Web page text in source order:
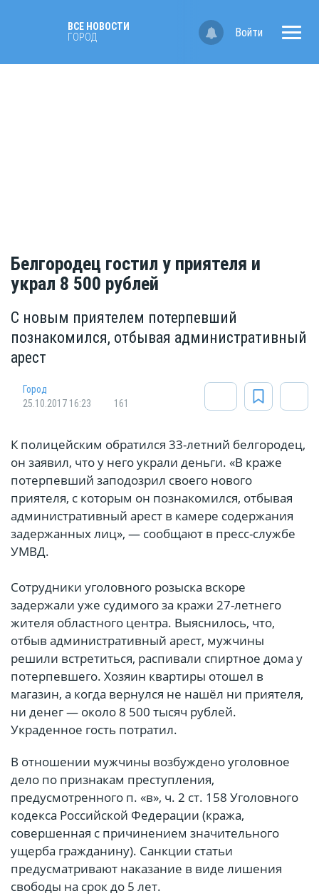
ВСЕ НОВОСТИ
ГОРОД
Войти
Белгородец гостил у приятеля и
украл 8 500 рублей
С новым приятелем потерпевший
познакомился, отбывая административный
арест
Город
25.10.2017 16:23
161
К полицейским обратился 33-летний белгородец,
он заявил, что у него украли деньги. «В краже
потерпевший заподозрил своего нового
приятеля, с которым он познакомился, отбывая
административный арест в камере содержания
задержанных лиц», — сообщают в пресс-службе
УМВД.
Сотрудники уголовного розыска вскоре
задержали уже судимого за кражи 27-летнего
жителя областного центра. Выяснилось, что,
отбыв административный арест, мужчины
решили встретиться, распивали спиртное дома у
потерпевшего. Хозяин квартиры отошел в
магазин, а когда вернулся не нашёл ни приятеля,
ни денег — около 8 500 тысяч рублей.
Украденное гость потратил.
В отношении мужчины возбуждено уголовное
дело по признакам преступления,
предусмотренного п. «в», ч. 2 ст. 158 Уголовного
кодекса Российской Федерации (кража,
совершенная с причинением значительного
ущерба гражданину). Санкции статьи
предусматривают наказание в виде лишения
свободы на срок до 5 лет.